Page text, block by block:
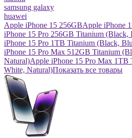
samsung galaxy
huawei
Apple iPhone 15 256GBApple iPhone
iPhone 15 Pro 256GB Titanium (Black,
iPhone 15 Pro 1TB Titanium (Black,
iPhone 15 Pro Max 512GB Titanium
Natural)Apple iPhone 15 Pro Max 1TB
White, Natural)Показать все товары